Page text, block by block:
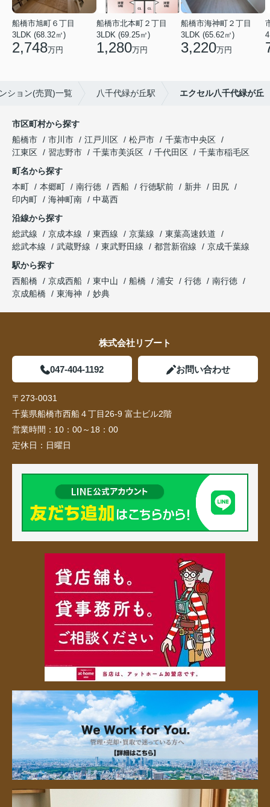
船橋市旭町６丁目
3LDK (68.32㎡)
2,748万円
船橋市北本町２丁目
3LDK (69.25㎡)
1,280万円
船橋市海神町２丁目
3LDK (65.62㎡)
3,220万円
ション(売買)一覧 八千代緑が丘駅 エクセル八千代緑が丘
市区町村から探す
船橋市
市川市 江戸川区 松戸市
千葉市中央区
江東区
習志野市 千葉市美浜区 千代田区
千葉市稲毛区
町名から探す
本町
本郷町 南行徳 西船 行徳駅前 新井
田尻
印内町
海神町南
中葛西
沿線から探す
総武線
京成本線 東西線 京葉線
東葉高速鉄道
総武本線
武蔵野線 東武野田線 都営新宿線
京成千葉線
駅から探す
西船橋
京成西船 東中山 船橋 浦安 行徳
南行徳
京成船橋
東海神 妙典
株式会社リブート
047-404-1192 お問い合わせ
〒273-0031
千葉県船橋市西船４丁目26-9 富士ビル2階
営業時間： 10：00～18：00
定休日： 日曜日